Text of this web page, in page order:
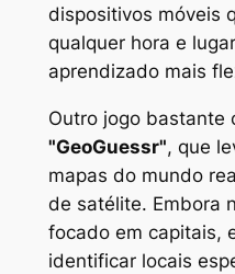
dispositivos móveis
qualquer hora e
aprendizado mais
Outro jogo bastante
"GeoGuessr", que
mapas do mundo
de satélite. Embora
focado em capitais,
identificar locais